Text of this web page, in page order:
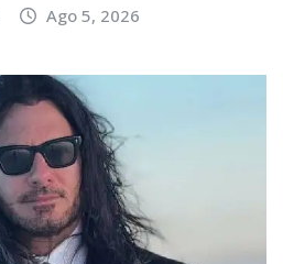
Ago 5, 2026